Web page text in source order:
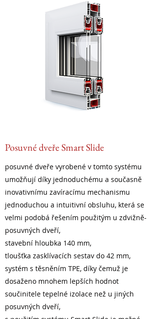
Posuvné dveře Smart Slide
posuvné dveře vyrobené v tomto systému
umožňují díky jednoduchému a současně
inovativnímu zavíracímu mechanismu
jednoduchou a intuitivní obsluhu, která se
velmi podobá řešením použitým u zdvižně-
posuvných dveří,
stavební hloubka 140 mm,
tloušťka zasklívacích sestav do 42 mm,
systém s těsněním TPE, díky čemuž je
dosaženo mnohem lepších hodnot
součinitele tepelné izolace než u jiných
posuvných dveří,